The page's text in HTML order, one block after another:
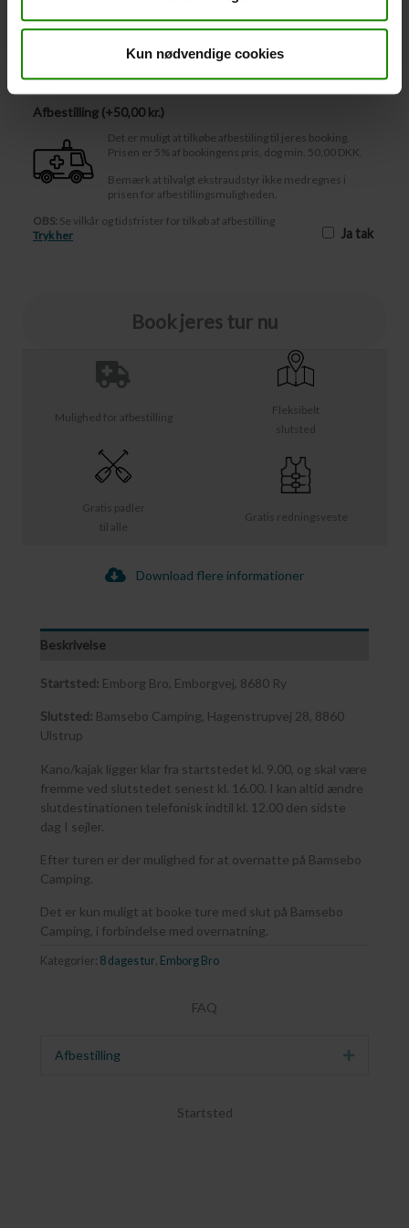
Kun nødvendige cookies
Gratis redningsveste
Gratis padler
til alle
Fleksibelt
slutsted
Mulighed for afbestilling
Download flere informationer
Beskrivelse
Startsted: Emborg Bro, Emborgvej, 8680 Ry
Slutsted: Bamsebo Camping, Hagenstrupvej 28, 8860
Ulstrup
Kano/kajak ligger klar fra startstedet kl. 9.00, og skal være
fremme ved slutstedet senest kl. 16.00. I kan altid ændre
slutdestinationen telefonisk indtil kl. 12.00 den sidste
dag I sejler.
Efter turen er der mulighed for at overnatte på Bamsebo
Camping.
Det er kun muligt at booke ture med slut på Bamsebo
Camping, i forbindelse med overnatning.
Kategorier: 8 dages tur Emborg Bro
FAQ
Afbestilling Udvid
Startsted
Afbestilling
Afbestilling ( 50,00 kr.)
Det er muligt at tilkøbe afbestiling til jeres booking.
Prisen er 5% af bookingens pris, dog min. 50,00 DKK.
Bemærk at tilvalgt ekstraudstyr ikke medregnes i
prisen for afbestillingsmuligheden.
OBS: Se vilkår og tidsfrister for tilkøb af afbestilling
Tryk her
Ja tak
Book jeres tur nu